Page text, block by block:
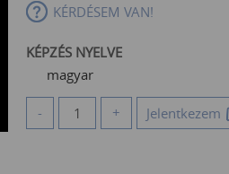
KÉRDÉSEM VAN!
KÉPZÉS NYELVE
magyar
- + Jelentkezem